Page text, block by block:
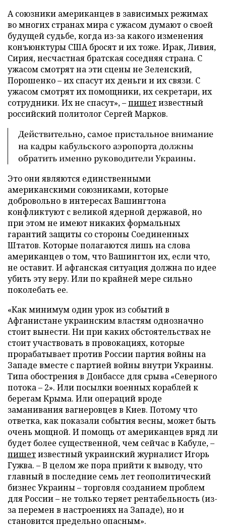
А союзники американцев в зависимых режимах
во многих странах мира с ужасом думают о своей
будущей судьбе, когда из-за какого изменения
конъюнктуры США бросят и их тоже. Ирак, Ливия,
Сирия, несчастная братская соседняя страна. С
ужасом смотрят на эти сцены не Зеленский,
Порошенко – их спасут их деньги и их связи. С
ужасом смотрят их помощники, их секретари, их
сотрудники. Их не спасут», –пишетизвестный
российский политолог Сергей Марков.
Действительно, самое пристальное внимание
на кадры кабульского аэропорта должны
обратить именно руководители Украины.
Это они являются единственными
американскими союзниками, которые
добровольно в интересах Вашингтона
конфликтуют с великой ядерной державой, но
при этом не имеют никаких формальных
гарантий защиты со стороны Соединенных
Штатов. Которые полагаются лишь на слова
американцев о том, что Вашингтон их, если что,
не оставит. И афганская ситуация должна по идее
убить эту веру. Или по крайней мере сильно
поколебать ее.
«Как минимум один урок из событий в
Афганистане украинским властям однозначно
стоит вынести. Ни при каких обстоятельствах не
стоит участвовать в провокациях, которые
прорабатывает против России партия войны на
Западе вместе с партией войны внутри Украины.
Типа обострения в Донбассе для срыва «Северного
потока – 2». Или посылки военных кораблей к
берегам Крыма. Или операций вроде
заманивания вагнеровцев в Киев. Потому что
ответка, как показали события весны, может быть
очень мощной. И помощь от американцев вряд ли
будет более существенной, чем сейчас в Кабуле, –
пишетизвестный украинский журналист Игорь
Гужва. – В целом же пора прийти к выводу, что
главный в последние семь лет геополитический
бизнес Украины – торговля созданием проблем
для России – не только теряет рентабельность (из-
за перемен в настроениях на Западе), но и
становится предельно опасным».